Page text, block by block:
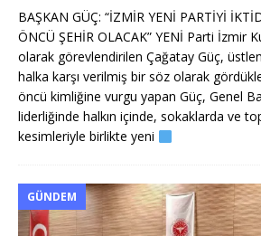
BAŞKAN GÜÇ: “İZMİR YENİ PARTİYİ
ÖNCÜ ŞEHİR OLACAK” YENİ Parti İzmir
olarak görevlendirilen Çağatay Güç,
halka karşı verilmiş bir söz olarak
öncü kimliğine vurgu yapan Güç, Genel
liderliğinde halkın içinde, sokaklarda ve
kesimleriyle birlikte yeni
GÜNDEM